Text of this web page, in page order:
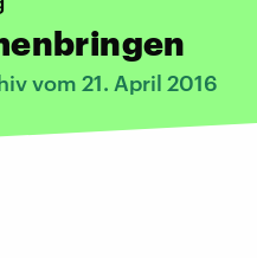
vom 21. April 2016